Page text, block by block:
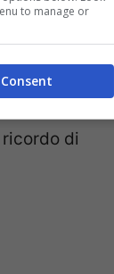
ricordo di
to manage or
Consent